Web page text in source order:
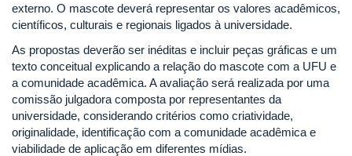
externo. O mascote deverá representar os valores acadêmicos,
científicos, culturais e regionais ligados à universidade.
As propostas deverão ser inéditas e incluir peças gráficas e um
texto conceitual explicando a relação do mascote com a UFU e
a comunidade acadêmica. A avaliação será realizada por uma
comissão julgadora composta por representantes da
universidade, considerando critérios como criatividade,
originalidade, identificação com a comunidade acadêmica e
viabilidade de aplicação em diferentes mídias.